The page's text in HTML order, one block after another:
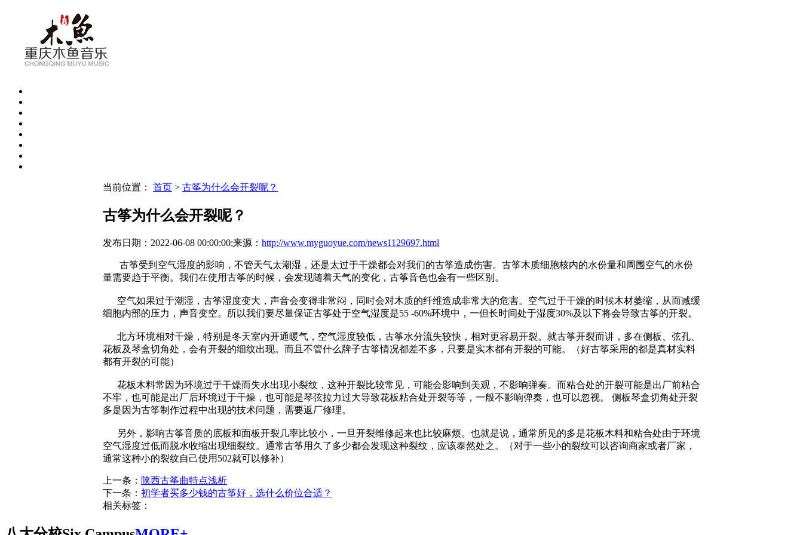
当前位置： 首页 > 古筝为什么会开裂呢？
古筝为什么会开裂呢？
发布日期：2022-06-08 00:00:00;来源： http://www.myguoyue.com/news1129697.html
古筝受到空气湿度的影响，不管天气太潮湿，还是太过于干燥都会对我们的古筝造成伤害。古筝木质细胞核内的水份量和周围空气的水份
量需要趋于平衡。我们在使用古筝的时候，会发现随着天气的变化，古筝音色也会有一些区别。
空气如果过于潮湿，古筝湿度变大，声音会变得非常闷，同时会对木质的纤维造成非常大的危害。空气过于干燥的时候木材萎缩，从而减缓
细胞内部的压力，声音变空。所以我们要尽量保证古筝处于空气湿度是55 -60%环境中，一但长时间处于湿度30%及以下将会导致古筝的开裂。
北方环境相对干燥，特别是冬天室内开通暖气，空气湿度较低，古筝水分流失较快，相对更容易开裂。就古筝开裂而讲，多在侧板、弦孔、
花板及琴盒切角处，会有开裂的细纹出现。而且不管什么牌子古筝情况都差不多，只要是实木都有开裂的可能。（好古筝采用的都是真材实料
都有开裂的可能）
花板木料常因为环境过于干燥而失水出现小裂纹，这种开裂比较常见，可能会影响到美观，不影响弹奏。而粘合处的开裂可能是出厂前粘合
不牢，也可能是出厂后环境过于干燥，也可能是琴弦拉力过大导致花板粘合处开裂等等，一般不影响弹奏，也可以忽视。 侧板琴盒切角处开裂
多是因为古筝制作过程中出现的技术问题，需要返厂修理。
另外，影响古筝音质的底板和面板开裂几率比较小，一旦开裂维修起来也比较麻烦。也就是说，通常所见的多是花板木料和粘合处由于环境
空气湿度过低而脱水收缩出现细裂纹。通常古筝用久了多少都会发现这种裂纹，应该泰然处之。（对于一些小的裂纹可以咨询商家或者厂家，
通常这种小的裂纹自己使用502就可以修补）
上一条： 陕西古筝曲特点浅析
下一条： 初学者买多少钱的古筝好，选什么价位合适？
相关标签：